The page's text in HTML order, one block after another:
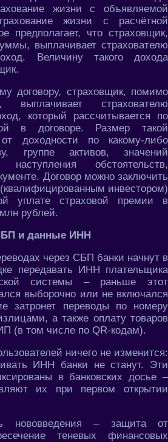
жизни с объявляемой
жизни с расчётной
предполагает, что страховщик,
выплачивает страхователю
Величину такого дохода
договору, страховщик, помимо
страхователю
который рассчитывается по
в договоре. Размер такой
доходности по какому-либо
группе активов, значений
обстоятельств,
Договор можно заключить
инвестором)
уплате страховой премии в
рублей.
и данные ИНН
через СБП банки начнут в
передавать ИНН плательщика
системы – раньше этот
выборочно или не включался
затронет переводы по номеру
а также оплату товаров
(в том числе по QR‑кодам).
ничего не изменится:
ИНН банки не станут. Эти
в банковских досье –
их при первом открытии
нововведения – защита от
теневых финансовых